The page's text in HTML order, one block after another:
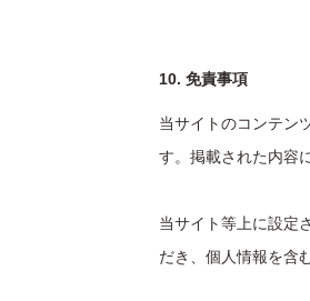
10. 免責事項
当サイトのコンテン
す。掲載された内容
当サイト等上に設定
だき、個人情報を含